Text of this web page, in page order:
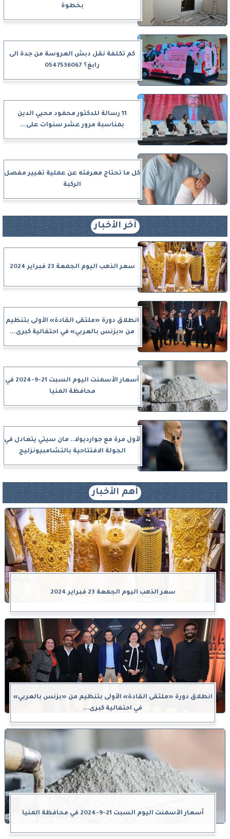
بخطوة
كم تكلفة نقل دبش العروسة من جدة الى
رابغ؟ 0547536067
11 رسالة للدكتور محمود محيي الدين
بمناسبة مرور عشر سنوات على...
كل ما تحتاج معرفته عن عملية تغيير مفصل
الركبة
آخر الأخبار
سعر الذهب اليوم الجمعة 23 فبراير 2024
انطلاق دورة «ملتقى القادة» الأولى بتنظيم
من «بزنس بالعربي» في احتفالية كبرى...
أسعار الأسمنت اليوم السبت 21-9-2024 في
محافظة المنيا
لأول مرة مع جوارديولا.. مان سيتي يتعادل في
الجولة الافتتاحية بالتشامبيونزليج
أهم الأخبار
سعر الذهب اليوم الجمعة 23 فبراير 2024
انطلاق دورة «ملتقى القادة» الأولى بتنظيم من «بزنس بالعربي»
في احتفالية كبرى...
أسعار الأسمنت اليوم السبت 21-9-2024 في محافظة المنيا